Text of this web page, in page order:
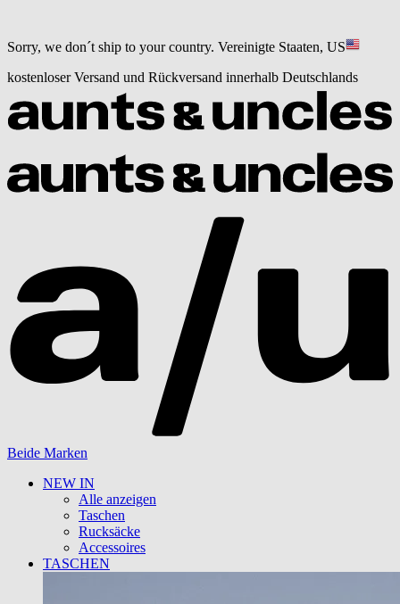
Sorry, we don´t ship to your country. Vereinigte Staaten, US
kostenloser Versand und Rückversand innerhalb Deutschlands
Beide Marken
NEW IN
Alle anzeigen
Taschen
Rucksäcke
Accessoires
TASCHEN